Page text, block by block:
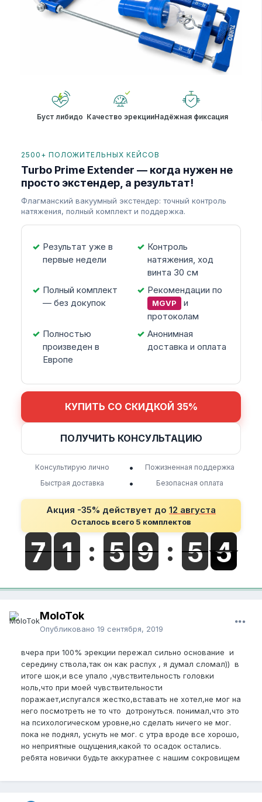
Буст либидо Качество эрекцииНадёжная фиксация
2500+ ПОЛОЖИТЕЛЬНЫХ КЕЙСОВ
Turbo Prime Extender — когда нужен не
просто экстендер, а результат!
Флагманский вакуумный экстендер: точный контроль
натяжения, полный комплект и поддержка.
Результат уже в
первые недели
Контроль
натяжения, ход
винта 30 см
Полный комплект
— без докупок
Рекомендации по
MGVP
и
протоколам
Полностью
произведен в
Европе
Анонимная
доставка и оплата
КУПИТЬ СО СКИДКОЙ 35%
ПОЛУЧИТЬ КОНСУЛЬТАЦИЮ
Консультирую лично •
Пожизненная поддержка
Быстрая доставка
• Безопасная оплата
Акция -35% действует до 12 августа
Осталось всего 5 комплектов
MoloTok
Опубликовано 19 сентября, 2019
вчера при 100% эрекции пережал сильно основание и
середину ствола,так он как распух , я думал сломал)) в
итоге шок,и все упало ,чувствительность головки
ноль,что при моей чувствительности
поражает,испугался жестко,вставать не хотел,не мог на
него посмотреть не то что дотронуться. понимал,что это
на психологическом уровне,но сделать ничего не мог.
пока не поднял, уснуть не мог. с утра вроде все хорошо,
но неприятные ощущения,какой то осадок остались.
ребята новички будьте аккуратнее с нашим сокровищем